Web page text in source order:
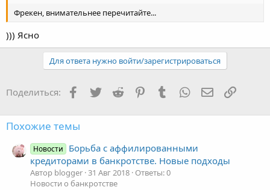
Фрекен, внимательнее перечитайте...
))) Ясно
Для ответа нужно войти/зарегистрироваться
Поделиться: Facebook
TwitterReddit PinterestTumblr WhatsApp Ссылка
Похожие темы
Новости
Борьба с аффилированными
кредиторами в банкротстве. Новые подходы
Автор blogger 31 Авг 2018 Ответы: 0
Новости о банкротстве